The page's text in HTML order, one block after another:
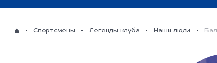
Спортсмены Легенды клуба Наши люди